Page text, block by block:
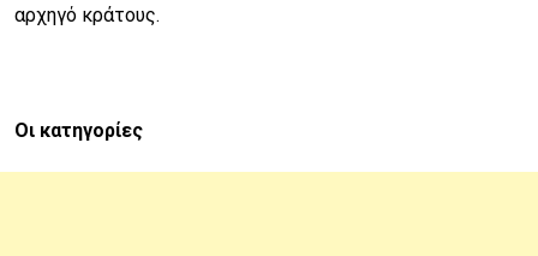
αρχηγό κράτους.
Οι κατηγορίες